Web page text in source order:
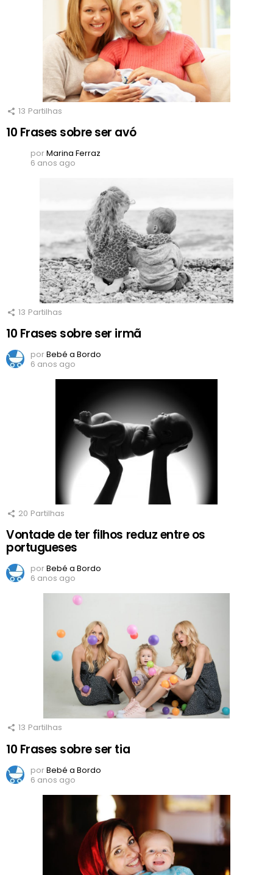
13 Partilhas
10 Frases sobre ser avó
porMarina Ferraz
6 anos ago
13 Partilhas
10 Frases sobre ser irmã
porBebé a Bordo
6 anos ago
20 Partilhas
Vontade de ter filhos reduz entre os
portugueses
porBebé a Bordo
6 anos ago
13 Partilhas
10 Frases sobre ser tia
porBebé a Bordo
6 anos ago